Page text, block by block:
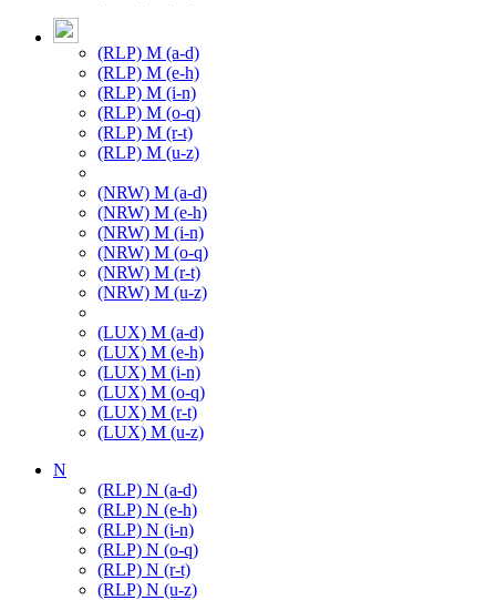
(RLP) M (a-d)
(RLP) M (e-h)
(RLP) M (i-n)
(RLP) M (o-q)
(RLP) M (r-t)
(RLP) M (u-z)
(NRW) M (a-d)
(NRW) M (e-h)
(NRW) M (i-n)
(NRW) M (o-q)
(NRW) M (r-t)
(NRW) M (u-z)
(LUX) M (a-d)
(LUX) M (e-h)
(LUX) M (i-n)
(LUX) M (o-q)
(LUX) M (r-t)
(LUX) M (u-z)
N
(RLP) N (a-d)
(RLP) N (e-h)
(RLP) N (i-n)
(RLP) N (o-q)
(RLP) N (r-t)
(RLP) N (u-z)